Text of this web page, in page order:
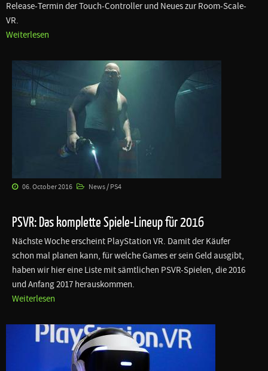
Release-Termin der Touch-Controller und Neues zur Room-Scale-
VR.
Weiterlesen
06. October 2016 News / PS4
PSVR: Das komplette Spiele-Lineup für 2016
Nächste Woche erscheint PlayStation VR. Damit der Käufer
schon mal planen kann, für welche Games er sein Geld ausgibt,
haben wir hier eine Liste mit sämtlichen PSVR-Spielen, die 2016
und Anfang 2017 herauskommen.
Weiterlesen